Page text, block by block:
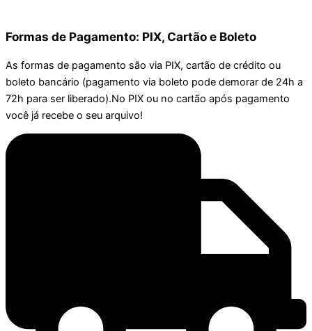
Formas de Pagamento: PIX, Cartão e Boleto
As formas de pagamento são via PIX, cartão de crédito ou
boleto bancário (pagamento via boleto pode demorar de 24h a
72h para ser liberado).No PIX ou no cartão após pagamento
você já recebe o seu arquivo!